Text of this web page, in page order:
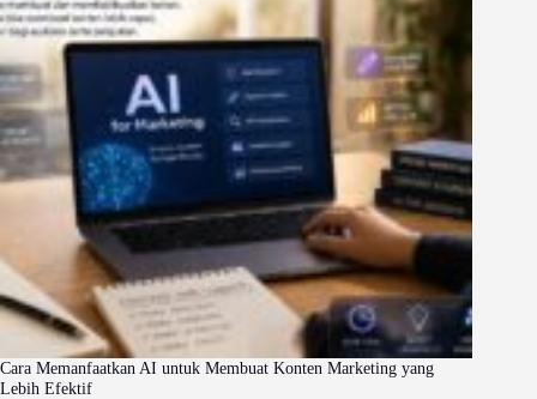
Cara Memanfaatkan AI untuk Membuat Konten Marketing yang
Lebih Efektif